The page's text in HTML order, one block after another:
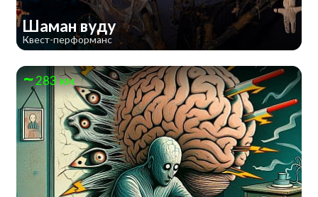
Шаман вуду
Квест-перформанс
283 км